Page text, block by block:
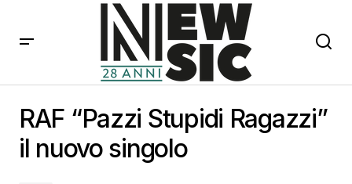
RAF “Pazzi Stupidi Ragazzi”
il nuovo singolo